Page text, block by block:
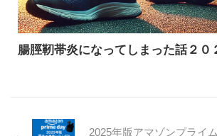
腸脛靭帯炎になってしまった話２０
2025年版アマゾンプライ